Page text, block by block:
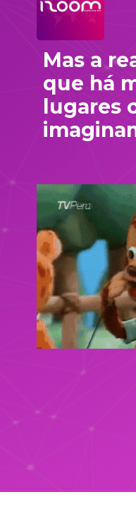
Mas a
que há
lugares